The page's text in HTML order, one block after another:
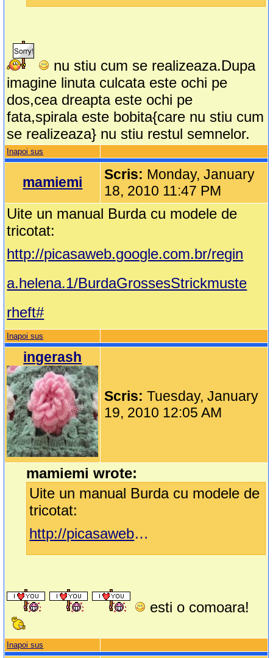
nu stiu cum se realizeaza.Dupa
imagine linuta culcata este ochi pe
dos,cea dreapta este ochi pe
fata,spirala este bobita{care nu stiu cum
se realizeaza} nu stiu restul semnelor.
Inapoi sus
mamiemi Scris: Monday, January
18, 2010 11:47 PM
Uite un manual Burda cu modele de
tricotat:
http://picasaweb.google.com.br/regin
a.helena.1/BurdaGrossesStrickmuste
rheft#
Inapoi sus
ingerash
Scris:Tuesday, January
19, 2010 12:05 AM
mamiemi wrote:
Uite un manual Burda cu modele de
tricotat:
http://picasaweb.google.com.br/regina.helena.1/BurdaGrossesStrickmusterheft#
esti o comoara!
Inapoi sus